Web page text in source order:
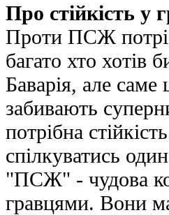
Про стійкість у
Проти ПСЖ
багато хто хотів
Баварія, але
забивають
потрібна
спілкуватись
"ПСЖ" - чудова
гравцями. Вони